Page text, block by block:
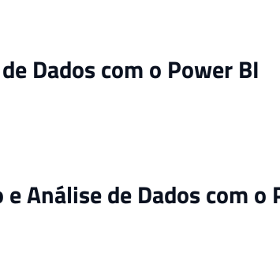
Dados com o Power BI
Análise de Dados com o